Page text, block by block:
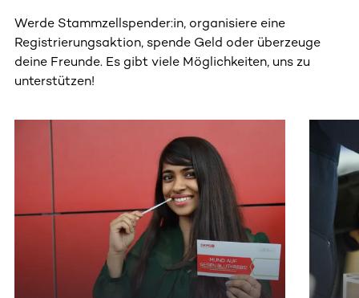
Werde Stammzellspender:in, organisiere eine
Registrierungsaktion, spende Geld oder überzeuge
deine Freunde. Es gibt viele Möglichkeiten, uns zu
unterstützen!
Dieser Bereich enthält horizontal scrollbare Inhalte.